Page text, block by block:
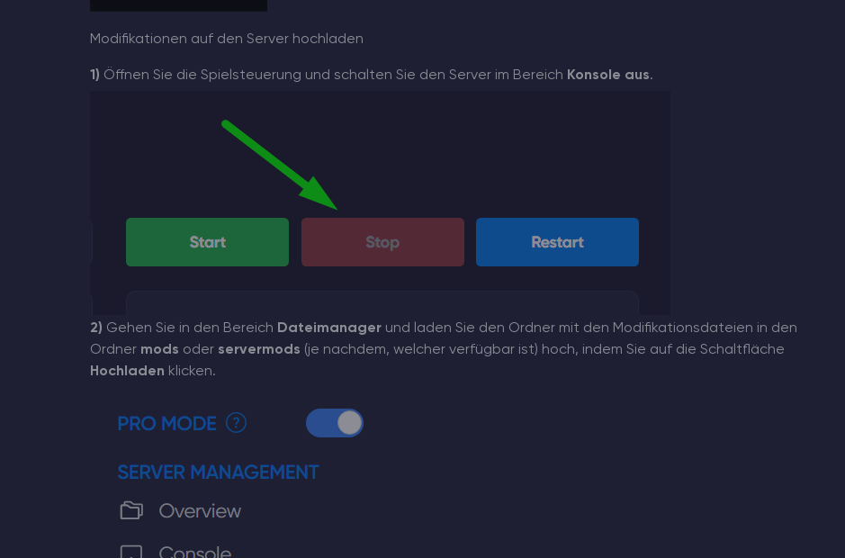
Modifikationen auf den Server hochladen
1) Öffnen Sie die Spielsteuerung und schalten Sie den Server im Bereich Konsole aus.
2) Gehen Sie in den Bereich Dateimanagerund laden Sie den Ordner mit den Modifikationsdateien in den
Ordner mods oder servermods (je nachdem, welcher verfügbar ist) hoch, indem Sie auf die Schaltfläche
Hochladen klicken.